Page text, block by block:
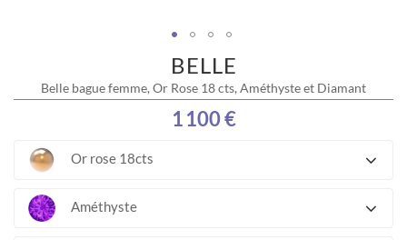
BELLE
Belle bague femme, Or Rose 18 cts, Améthyste et Diamant
1 100 €
Or rose 18cts
Améthyste
images
gallery